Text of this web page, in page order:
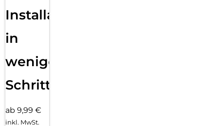
Installation
in
wenigen
Schritten
ab 9,99 €
inkl. MwSt.